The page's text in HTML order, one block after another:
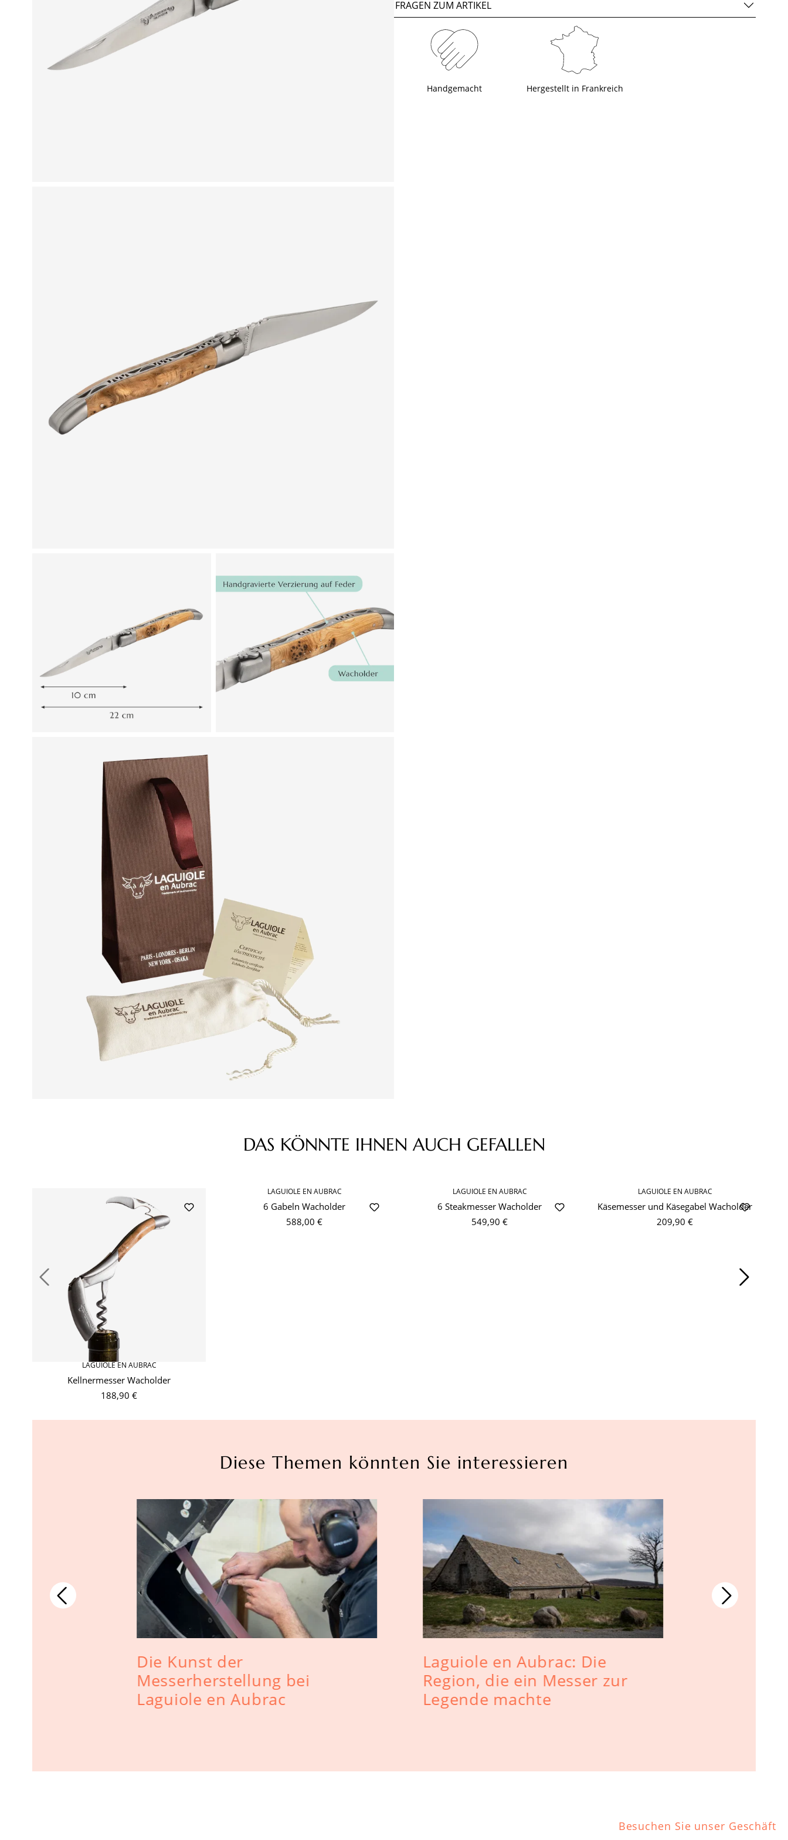
FRAGEN ZUM ARTIKEL
Handgemacht Hergestellt in Frankreich
DAS KÖNNTE IHNEN AUCH GEFALLEN
LAGUIOLE EN AUBRAC
Kellnermesser Wacholder
188,90 €
LAGUIOLE EN AUBRAC
6 Gabeln Wacholder
588,00 €
LAGUIOLE EN AUBRAC
6 Steakmesser Wacholder
549,90 €
LAGUIOLE EN AUBRAC
Käsemesser und Käsegabel Wacholder
209,90 €
Diese Themen könnten Sie interessieren
Die Kunst der
Messerherstellung bei
Laguiole en Aubrac
Laguiole en Aubrac: Die
Region, die ein Messer zur
Legende machte
Besuchen Sie unser Geschäft